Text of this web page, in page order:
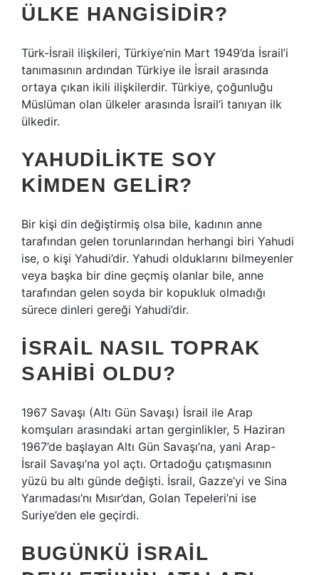
ÜLKE HANGISIDIR?
Türk-İsrail ilişkileri, Türkiye’nin Mart 1949’da İsrail’i
tanımasının ardından Türkiye ile İsrail arasında
ortaya çıkan ikili ilişkilerdir. Türkiye, çoğunluğu
Müslüman olan ülkeler arasında İsrail’i tanıyan ilk
ülkedir.
YAHUDILIKTE SOY
KIMDEN GELIR?
Bir kişi din değiştirmiş olsa bile, kadının anne
tarafından gelen torunlarından herhangi biri Yahudi
ise, o kişi Yahudi’dir. Yahudi olduklarını bilmeyenler
veya başka bir dine geçmiş olanlar bile, anne
tarafından gelen soyda bir kopukluk olmadığı
sürece dinleri gereği Yahudi’dir.
İSRAIL NASIL TOPRAK
SAHIBI OLDU?
1967 Savaşı (Altı Gün Savaşı) İsrail ile Arap
komşuları arasındaki artan gerginlikler, 5 Haziran
1967’de başlayan Altı Gün Savaşı’na, yani Arap-
İsrail Savaşı’na yol açtı. Ortadoğu çatışmasının
yüzü bu altı günde değişti. İsrail, Gazze’yi ve Sina
Yarımadası’nı Mısır’dan, Golan Tepeleri’ni ise
Suriye’den ele geçirdi.
BUGÜNKÜ İSRAIL